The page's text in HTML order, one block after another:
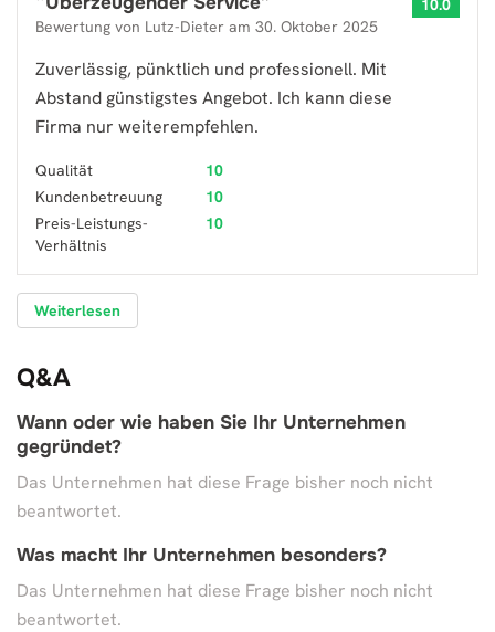
Bewertung von Lutz-Dieter am 30. Oktober 2025
10.0
Zuverlässig, pünktlich und professionell. Mit
Abstand günstigstes Angebot. Ich kann diese
Firma nur weiterempfehlen.
Qualität
10
Kundenbetreuung
10
Preis-Leistungs-
Verhältnis
10
Weiterlesen
Q&A
Wann oder wie haben Sie Ihr Unternehmen
gegründet?
Das Unternehmen hat diese Frage bisher noch nicht
beantwortet.
Was macht Ihr Unternehmen besonders?
Das Unternehmen hat diese Frage bisher noch nicht
beantwortet.